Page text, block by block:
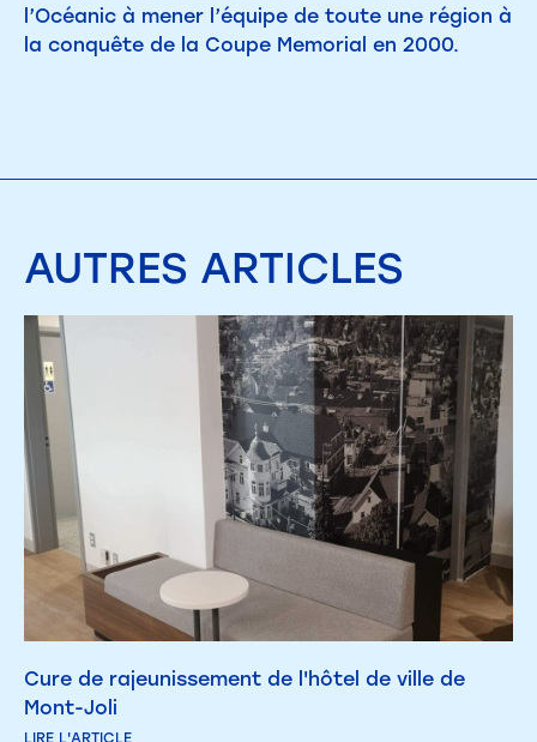
l’Océanic à mener l’équipe de toute une région à
la conquête de la Coupe Memorial en 2000.
AUTRES ARTICLES
Cure de rajeunissement de l'hôtel de ville de
Mont-Joli
LIRE L'ARTICLE